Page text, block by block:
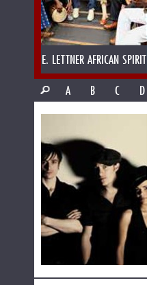
E. LETTNER AFRICAN SPIRIT
A
B C D